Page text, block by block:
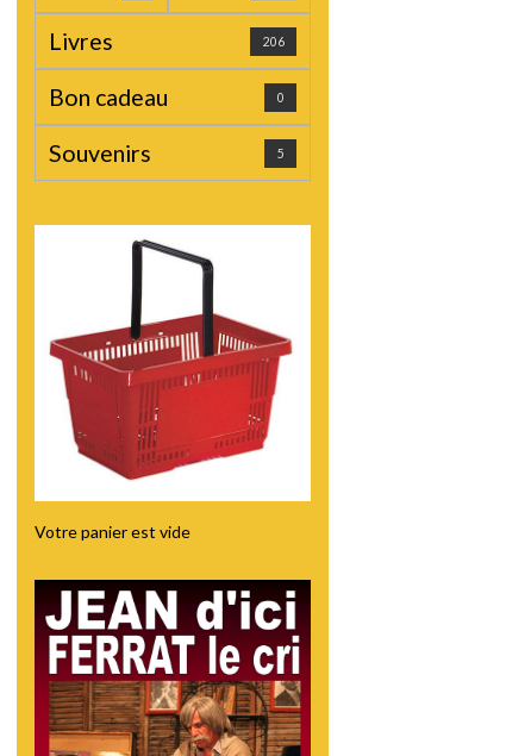
Livres 206
Bon cadeau 0
Souvenirs 5
Votre panier est vide